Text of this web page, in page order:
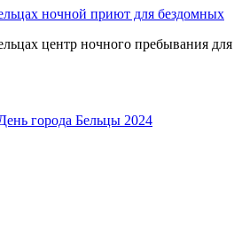
ночной приют для бездомных
центр ночного пребывания
города Бельцы 2024